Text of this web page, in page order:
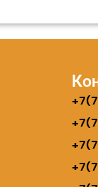
+